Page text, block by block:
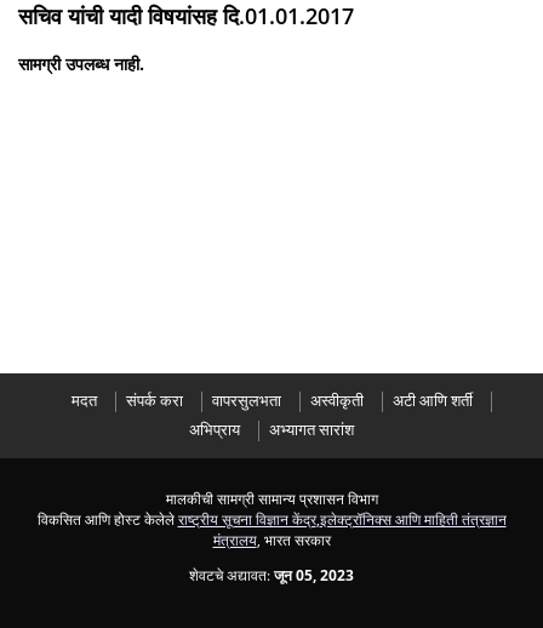
सचिव यांची यादी विषयांसह दि.01.01.2017
सामग्री उपलब्ध नाही.
मदत संपर्क करा वापरसुलभता अस्वीकृती
अटी आणि शर्ती
अभिप्राय
अभ्यागत सारांश
मालकीची सामग्री सामान्य प्रशासन विभाग
विकसित आणि होस्ट केलेलेराष्ट्रीय सूचना विज्ञान केंद्र,इलेक्ट्रॉनिक्स आणि माहिती तंत्रज्ञान
मंत्रालय, भारत सरकार
शेवटचे अद्यावत:जून 05, 2023